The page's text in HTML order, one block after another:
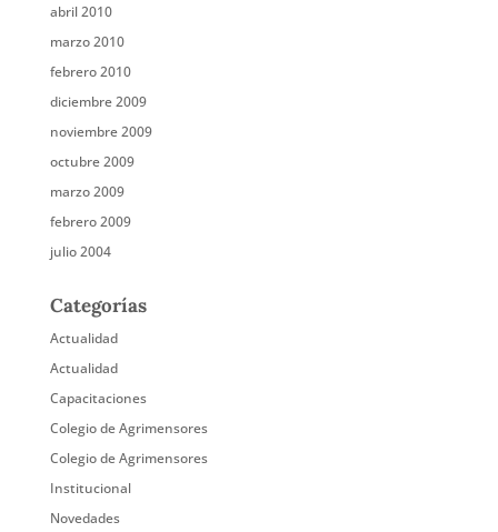
abril 2010
marzo 2010
febrero 2010
diciembre 2009
noviembre 2009
octubre 2009
marzo 2009
febrero 2009
julio 2004
Categorías
Actualidad
Actualidad
Capacitaciones
Colegio de Agrimensores
Colegio de Agrimensores
Institucional
Novedades